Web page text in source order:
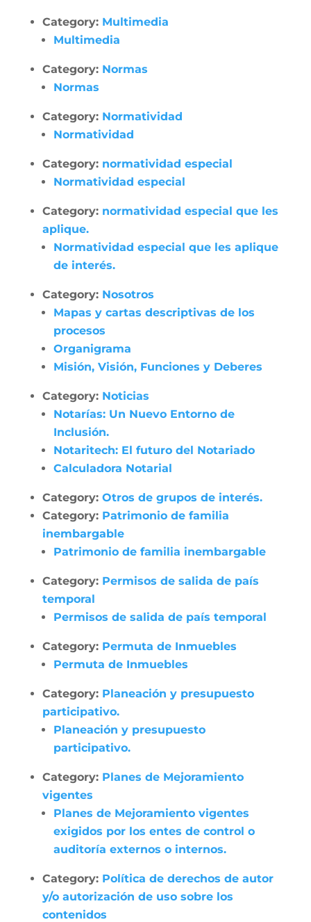
Category: Multimedia
Multimedia
Category: Normas
Normas
Category: Normatividad
Normatividad
Category: normatividad especial
Normatividad especial
Category: normatividad especial que les
aplique.
Normatividad especial que les aplique
de interés.
Category: Nosotros
Mapas y cartas descriptivas de los
procesos
Organigrama
Misión, Visión, Funciones y Deberes
Category: Noticias
Notarías: Un Nuevo Entorno de
Inclusión.
Notaritech: El futuro del Notariado
Calculadora Notarial
Category: Otros de grupos de interés.
Category: Patrimonio de familia
inembargable
Patrimonio de familia inembargable
Category: Permisos de salida de país
temporal
Permisos de salida de país temporal
Category: Permuta de Inmuebles
Permuta de Inmuebles
Category: Planeación y presupuesto
participativo.
Planeación y presupuesto
participativo.
Category: Planes de Mejoramiento
vigentes
Planes de Mejoramiento vigentes
exigidos por los entes de control o
auditoría externos o internos.
Category: Política de derechos de autor
y/o autorización de uso sobre los
contenidos